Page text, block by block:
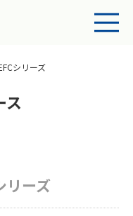
シリーズ
ス
リーズ